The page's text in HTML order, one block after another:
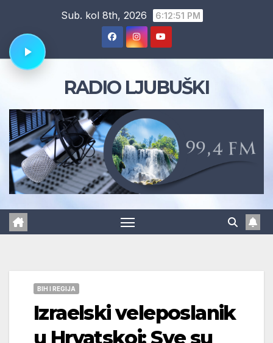
content
Sub. kol 8th, 2026 6:12:52 PM
RADIO LJUBUŠKI
BIH I REGIJA
Izraelski veleposlanik
u Hrvatskoj: Sve su